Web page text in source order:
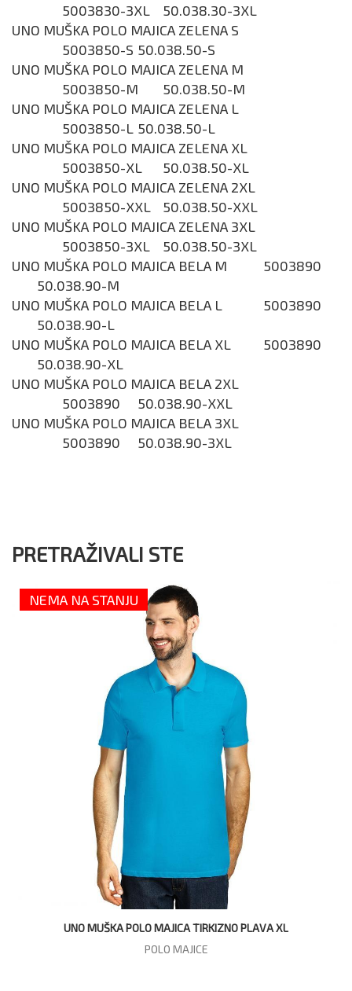
5003830-3XL
50.038.30-3XL
UNO MUŠKA POLO MAJICA ZELENA S
5003850-S 50.038.50-S
UNO MUŠKA POLO MAJICA ZELENA M
5003850-M
50.038.50-M
UNO MUŠKA POLO MAJICA ZELENA L
5003850-L 50.038.50-L
UNO MUŠKA POLO MAJICA ZELENA XL
5003850-XL
50.038.50-XL
UNO MUŠKA POLO MAJICA ZELENA 2XL
5003850-XXL
50.038.50-XXL
UNO MUŠKA POLO MAJICA ZELENA 3XL
5003850-3XL
50.038.50-3XL
UNO MUŠKA POLO MAJICA BELA M
5003890
50.038.90-M
UNO MUŠKA POLO MAJICA BELA L
5003890
50.038.90-L
UNO MUŠKA POLO MAJICA BELA XL
5003890
50.038.90-XL
UNO MUŠKA POLO MAJICA BELA 2XL
5003890
50.038.90-XXL
UNO MUŠKA POLO MAJICA BELA 3XL
5003890
50.038.90-3XL
PRETRAŽIVALI STE
NEMA NA STANJU
UNO MUŠKA POLO MAJICA TIRKIZNO PLAVA XL
POLO MAJICE